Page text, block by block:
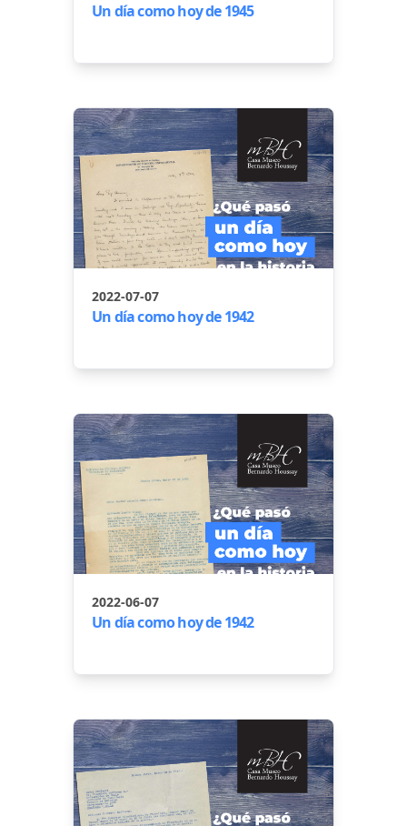
Un día como hoy de 1945
2022-07-07
Un día como hoy de 1942
2022-06-07
Un día como hoy de 1942